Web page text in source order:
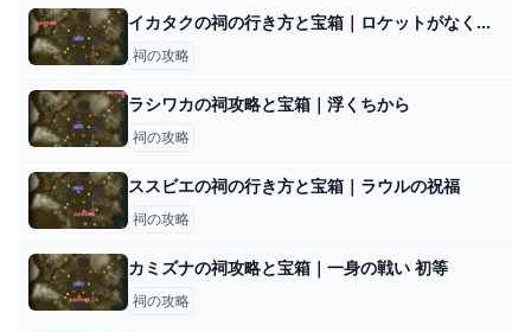
イカタクの祠の行き方と宝箱｜ロケットがなくなったら？
祠の攻略
ラシワカの祠攻略と宝箱｜浮くちから
祠の攻略
ススビエの祠の行き方と宝箱｜ラウルの祝福
祠の攻略
カミズナの祠攻略と宝箱｜一身の戦い 初等
祠の攻略